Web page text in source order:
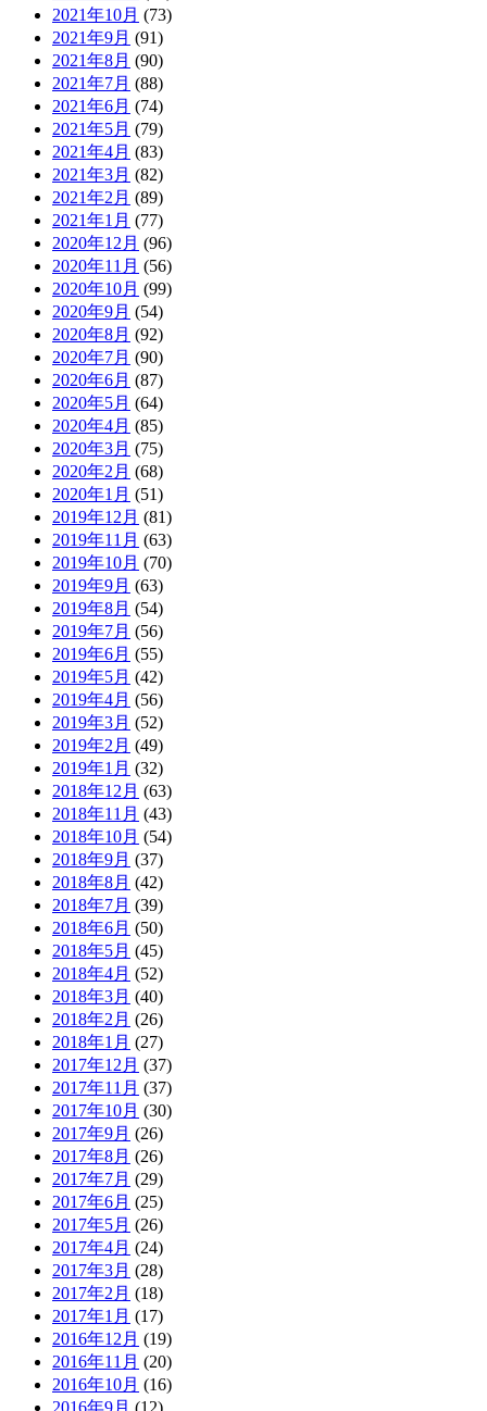
2021年10月 (73)
2021年9月 (91)
2021年8月 (90)
2021年7月 (88)
2021年6月 (74)
2021年5月 (79)
2021年4月 (83)
2021年3月 (82)
2021年2月 (89)
2021年1月 (77)
2020年12月 (96)
2020年11月 (56)
2020年10月 (99)
2020年9月 (54)
2020年8月 (92)
2020年7月 (90)
2020年6月 (87)
2020年5月 (64)
2020年4月 (85)
2020年3月 (75)
2020年2月 (68)
2020年1月 (51)
2019年12月 (81)
2019年11月 (63)
2019年10月 (70)
2019年9月 (63)
2019年8月 (54)
2019年7月 (56)
2019年6月 (55)
2019年5月 (42)
2019年4月 (56)
2019年3月 (52)
2019年2月 (49)
2019年1月 (32)
2018年12月 (63)
2018年11月 (43)
2018年10月 (54)
2018年9月 (37)
2018年8月 (42)
2018年7月 (39)
2018年6月 (50)
2018年5月 (45)
2018年4月 (52)
2018年3月 (40)
2018年2月 (26)
2018年1月 (27)
2017年12月 (37)
2017年11月 (37)
2017年10月 (30)
2017年9月 (26)
2017年8月 (26)
2017年7月 (29)
2017年6月 (25)
2017年5月 (26)
2017年4月 (24)
2017年3月 (28)
2017年2月 (18)
2017年1月 (17)
2016年12月 (19)
2016年11月 (20)
2016年10月 (16)